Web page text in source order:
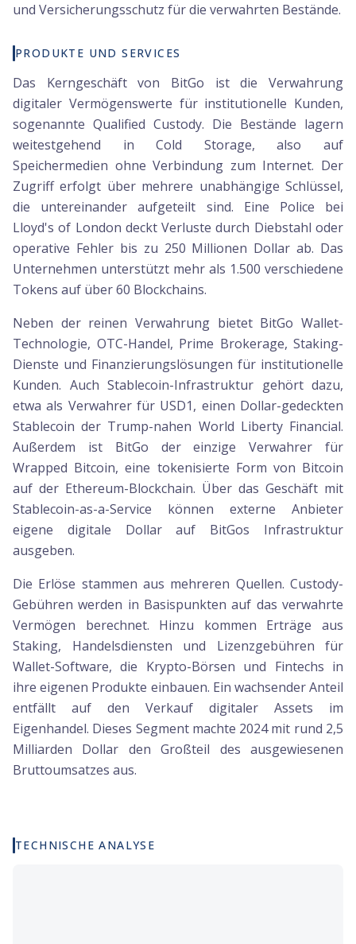
und Versicherungsschutz für die verwahrten Bestände.
PRODUKTE UND SERVICES
Das Kerngeschäft von BitGo ist die Verwahrung
digitaler Vermögenswerte für institutionelle Kunden,
sogenannte Qualified Custody. Die Bestände lagern
weitestgehend in Cold Storage, also auf
Speichermedien ohne Verbindung zum Internet. Der
Zugriff erfolgt über mehrere unabhängige Schlüssel,
die untereinander aufgeteilt sind. Eine Police bei
Lloyd's of London deckt Verluste durch Diebstahl oder
operative Fehler bis zu 250 Millionen Dollar ab. Das
Unternehmen unterstützt mehr als 1.500 verschiedene
Tokens auf über 60 Blockchains.
Neben der reinen Verwahrung bietet BitGo Wallet-
Technologie, OTC-Handel, Prime Brokerage, Staking-
Dienste und Finanzierungslösungen für institutionelle
Kunden. Auch Stablecoin-Infrastruktur gehört dazu,
etwa als Verwahrer für USD1, einen Dollar-gedeckten
Stablecoin der Trump-nahen World Liberty Financial.
Außerdem ist BitGo der einzige Verwahrer für
Wrapped Bitcoin, eine tokenisierte Form von Bitcoin
auf der Ethereum-Blockchain. Über das Geschäft mit
Stablecoin-as-a-Service können externe Anbieter
eigene digitale Dollar auf BitGos Infrastruktur
ausgeben.
Die Erlöse stammen aus mehreren Quellen. Custody-
Gebühren werden in Basispunkten auf das verwahrte
Vermögen berechnet. Hinzu kommen Erträge aus
Staking, Handelsdiensten und Lizenzgebühren für
Wallet-Software, die Krypto-Börsen und Fintechs in
ihre eigenen Produkte einbauen. Ein wachsender Anteil
entfällt auf den Verkauf digitaler Assets im
Eigenhandel. Dieses Segment machte 2024 mit rund 2,5
Milliarden Dollar den Großteil des ausgewiesenen
Bruttoumsatzes aus.
TECHNISCHE ANALYSE